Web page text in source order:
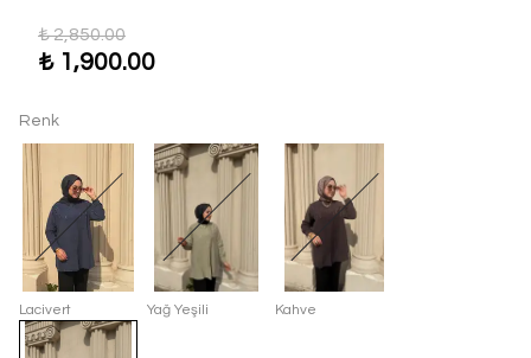
₺ 2,850.00
₺ 1,900.00
Renk
Lacivert Yağ Yeşili Kahve